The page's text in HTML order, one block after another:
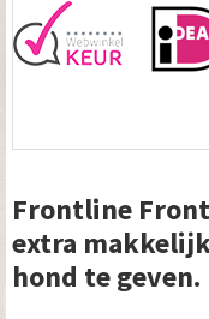
Frontline
extra
hond te geven.